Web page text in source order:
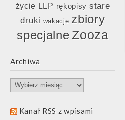
życie LLP rękopisy stare
druki wakacje zbiory
specjalneZooza
Archiwa
Archiwa
Kanał RSS z wpisami